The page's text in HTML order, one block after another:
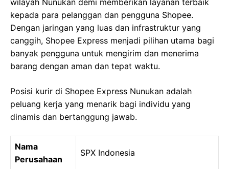
wilayah Nunukan demi memberikan layanan terbaik
kepada para pelanggan dan pengguna Shopee.
Dengan jaringan yang luas dan infrastruktur yang
canggih, Shopee Express menjadi pilihan utama bagi
banyak pengguna untuk mengirim dan menerima
barang dengan aman dan tepat waktu.
Posisi kurir di Shopee Express Nunukan adalah
peluang kerja yang menarik bagi individu yang
dinamis dan bertanggung jawab.
Nama
Perusahaan
SPX Indonesia